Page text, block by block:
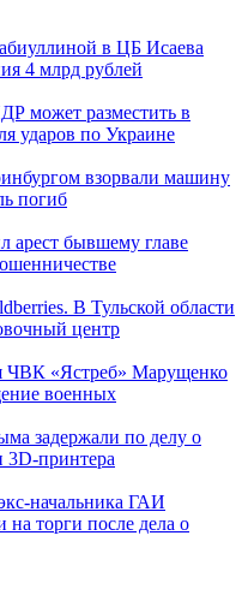
в ЦБ Исаева
4 млрд рублей
может разместить в
ударов по Украине
взорвали машину
погиб
арест бывшему главе
В Тульской области
центр
ЧВК «Ястреб» Марущенко
военных
задержали по делу о
начальника ГАИ
на торги после дела о